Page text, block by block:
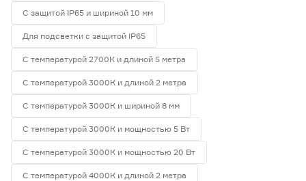
С защитой IP65 и шириной 10 мм
Для подсветки с защитой IP65
С температурой 2700К и длиной 5 метра
С температурой 3000К и длиной 2 метра
С температурой 3000К и шириной 8 мм
С температурой 3000К и мощностью 5 Вт
С температурой 3000К и мощностью 20 Вт
С температурой 4000К и длиной 2 метра